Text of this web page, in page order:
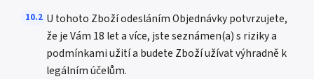
10.2 U tohoto Zboží odesláním Objednávky potvrzujete,
že je Vám 18 let a více, jste seznámen(a) s riziky a
podmínkami užití a budete Zboží užívat výhradně k
legálním účelům.